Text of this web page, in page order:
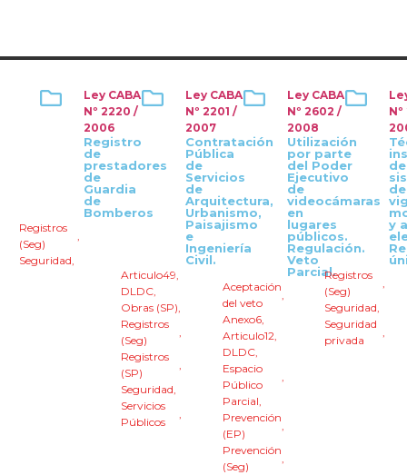
Ley CABA
Nº 2220 /
2006
Registro
de
prestadores
de
Guardia
de
Bomberos
Registros
(Seg)
,
Seguridad,
Ley CABA
Nº 2201 /
2007
Contratación
Pública
de
Servicios
de
Arquitectura,
Urbanismo,
Paisajismo
e
Ingeniería
Civil.
Articulo49,
DLDC,
Obras (SP),
Registros
(Seg)
,
Registros
(SP)
,
Seguridad,
Servicios
Públicos
,
Ley CABA
Nº 2602 /
2008
Utilización
por parte
del Poder
Ejecutivo
de
videocámaras
en
lugares
públicos.
Regulación.
Veto
Parcial.
Aceptación
del veto
,
Anexo6,
Articulo12,
DLDC,
Espacio
Público
,
Parcial,
Prevención
(EP)
,
Prevención
(Seg)
,
de
de
y
Registros
(Seg)
,
Seguridad,
Seguridad
privada
,